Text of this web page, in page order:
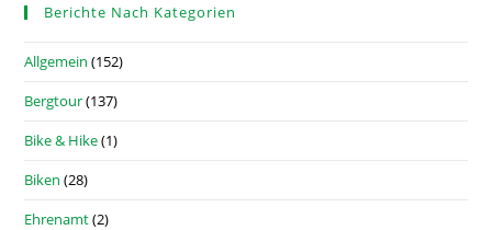
Berichte Nach Kategorien
Allgemein (152)
Bergtour(137)
Bike & Hike(1)
Biken (28)
Ehrenamt(2)